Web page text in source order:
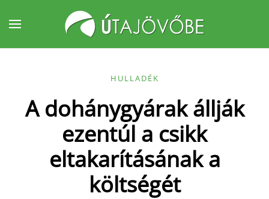
Fő tartalom átugrása
HULLADÉK
A dohánygyárak állják
ezentúl a csikk
eltakarításának a
költségét